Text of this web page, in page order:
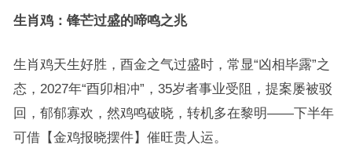
生肖鸡：锋芒过盛的啼鸣之兆
生肖鸡天生好胜，酉金之气过盛时，常显“凶相毕露”之
态，2027年“酉卯相冲”，35岁者事业受阻，提案屡被驳
回，郁郁寡欢，然鸡鸣破晓，转机多在黎明——下半年
可借【金鸡报晓摆件】催旺贵人运。